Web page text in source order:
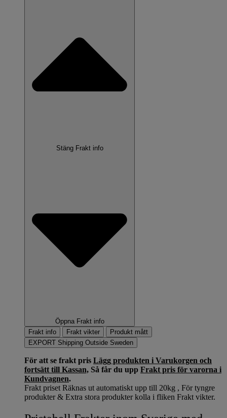
Stäng Frakt info
Öppna Frakt info
Frakt info
Frakt vikter
Produkt mått
EXPORT Shipping Outside Sweden
För att se frakt pris Lägg produkten i Varukorgen och
fortsätt till Kassan, Så får du upp Frakt pris för varorna i
Kundvagnen.
Frakt priset Räknas ut automatiskt upp till 20kg , För tyngre
produkter & Extra stora produkter kolla i fliken Frakt vikter.